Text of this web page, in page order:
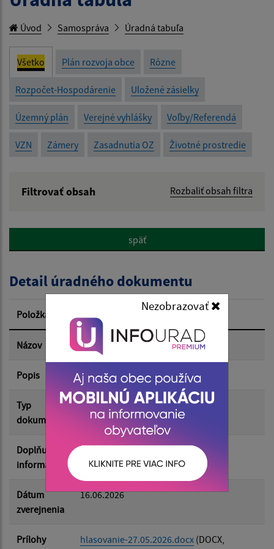
Nezobrazovať
Úvod Samospráva Úradná tabuľa
Všetko Plán rozvoja obce Rôzne
Rozpočet-Hospodárenie Uložené zásielky
Územný plán Verejné vyhlášky Voľby/Referendá
VZN Zámery Zasadnutia OZ Životné prostredie
Filtrovať obsah Rozbaliť obsah filtra
Popis:
Dátum zverejnenia od:
Dátum zverejnenia do:
Filtrovať Reset
späť
Detail úradného dokumentu
Položka Informácia
Názov 21.OZ_27.05.2026-hlasovanie
Popis 21.OZ_27.05.2026-hlasovanie
Typ
dokumentu
Zasadnutia OZ
Doplňujúce
informácie
Dátum
zverejnenia
16.06.2026
Prílohy hlasovanie-27.05.2026.docx (DOCX,